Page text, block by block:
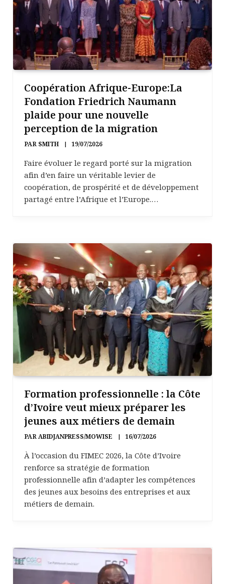
Coopération Afrique-Europe:La
Fondation Friedrich Naumann
plaide pour une nouvelle
perception de la migration
PAR SMITH 19/07/2026
Faire évoluer le regard porté sur la migration
afin d’en faire un véritable levier de
coopération, de prospérité et de développement
partagé entre l’Afrique et l’Europe.…
Formation professionnelle : la Côte
d’Ivoire veut mieux préparer les
jeunes aux métiers de demain
PARABIDJANPRESS/MOWISE 16/07/2026
À l’occasion du FIMEC 2026, la Côte d’Ivoire
renforce sa stratégie de formation
professionnelle afin d’adapter les compétences
des jeunes aux besoins des entreprises et aux
métiers de demain.